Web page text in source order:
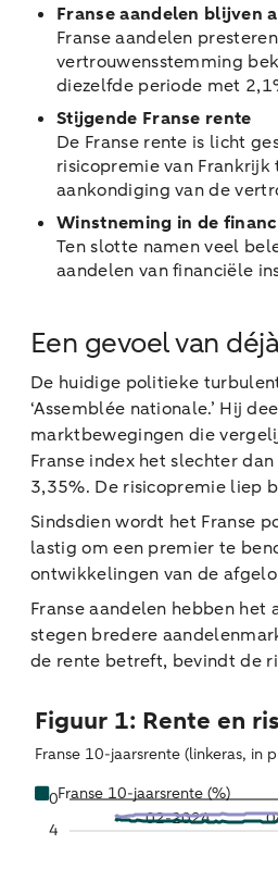
Franse aandelen blijven
Franse aandelen
vertrouwensstemming
diezelfde periode met
Stijgende Franse rente
De Franse rente is licht
risicopremie van
aankondiging van de
Winstneming in de
Ten slotte namen veel
aandelen van financiële
Een gevoel van
De huidige politieke
‘Assemblée nationale.’ Hij
marktbewegingen die
Franse index het slechter
3,35%. De risicopremie liep
Sindsdien wordt het Franse
lastig om een premier te
ontwikkelingen van de
Franse aandelen hebben
stegen bredere
de rente betreft, bevindt de